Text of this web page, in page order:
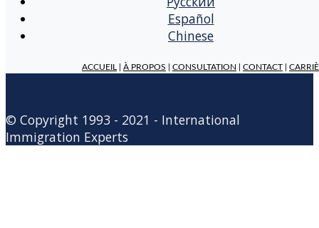
Español
Chinese
ACCUEIL À PROPOS CONSULTATION CONTACT
© Copyright 1993 - 2021 - International
Immigration Experts